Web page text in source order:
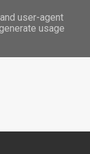
user-agent
usage